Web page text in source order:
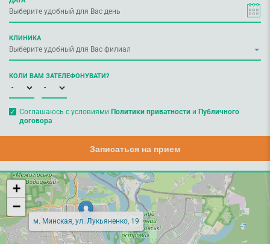
КЛИНИКА
КОЛИ ВАМ ЗАТЕЛЕФОНУВАТИ?
Соглашаюсь с условиями Политики приватностии Публичного
договора
Записаться на прием
м. Минская, ул. Лукьяненко, 19
+
−